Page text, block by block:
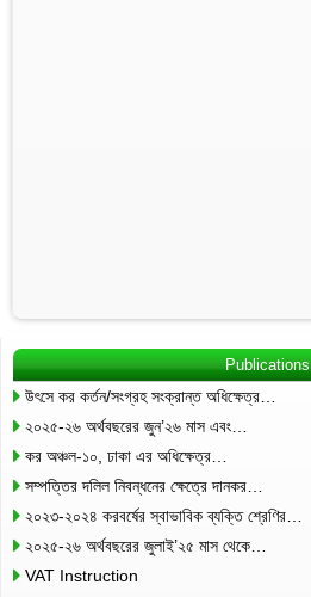
Publications
উৎসে কর কর্তন/সংগ্রহ সংক্রান্ত অধিক্ষেত্র…
২০২৫-২৬ অর্থবছরের জুন’২৬ মাস এবং…
কর অঞ্চল-১০, ঢাকা এর অধিক্ষেত্র…
সম্পত্তির দলিল নিবন্ধনের ক্ষেত্রে দানকর…
২০২৩-২০২৪ করবর্ষের স্বাভাবিক ব্যক্তি শ্রেণির…
২০২৫-২৬ অর্থবছরের জুলাই’২৫ মাস থেকে…
VAT Instruction